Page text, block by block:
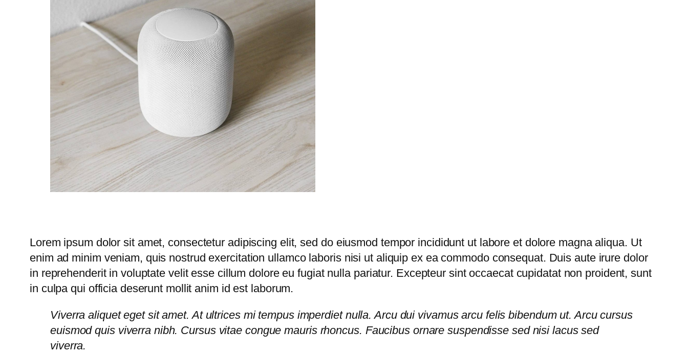
Lorem ipsum dolor sit amet, consectetur adipiscing elit, sed do eiusmod tempor incididunt ut labore et dolore magna aliqua. Ut
enim ad minim veniam, quis nostrud exercitation ullamco laboris nisi ut aliquip ex ea commodo consequat. Duis aute irure dolor
in reprehenderit in voluptate velit esse cillum dolore eu fugiat nulla pariatur. Excepteur sint occaecat cupidatat non proident, sunt
in culpa qui officia deserunt mollit anim id est laborum.
Viverra aliquet eget sit amet. At ultrices mi tempus imperdiet nulla. Arcu dui vivamus arcu felis bibendum ut. Arcu cursus
euismod quis viverra nibh. Cursus vitae congue mauris rhoncus. Faucibus ornare suspendisse sed nisi lacus sed
viverra.